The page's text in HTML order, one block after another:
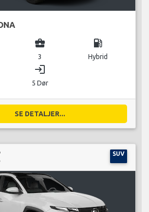
business_center
3
local_gas_station
Hybrid
login
5 Dør
SE DETALJER...
SUV